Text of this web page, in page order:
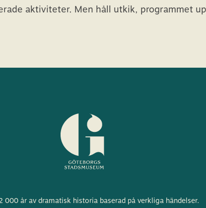
aktiviteter. Men håll utkik, programmet
Göteborgs
000 år av dramatisk historia baserad på verkliga händelser.